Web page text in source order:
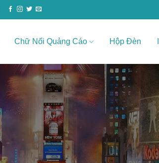
Chữ Nổi Quảng Cáo Hộp Đèn